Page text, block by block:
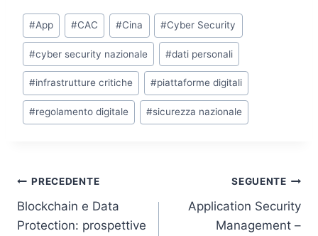
k
e
dI
n
c
e
b
o
o
k
itt
er
at
s
A
p
p
y
Li
n
k
ai
l
Tag
articolo:
#App #CAC #Cina #Cyber Security
#cyber security nazionale #dati personali
#infrastrutture critiche #piattaforme digitali
#regolamento digitale #sicurezza nazionale
Navigazione
articoli
PRECEDENTE
Blockchain e Data
Protection: prospettive
SEGUENTE
Application Security
Management –